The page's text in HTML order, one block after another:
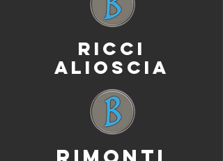
RICCI
ALIOSCIA